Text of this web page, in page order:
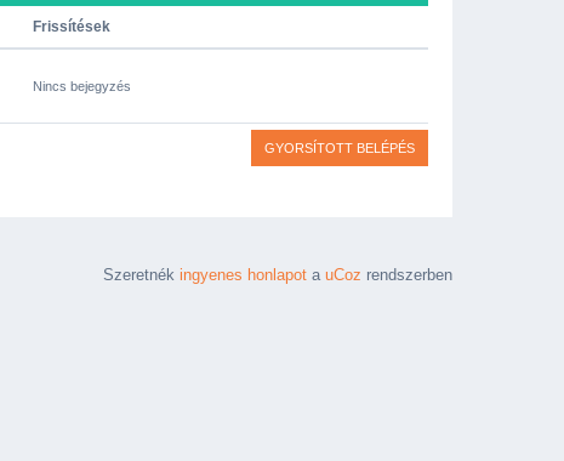
Frissítések
Nincs bejegyzés
Szeretnék ingyenes honlapot a uCoz rendszerben